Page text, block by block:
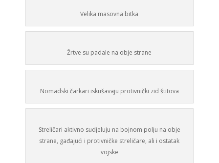
Velika masovna bitka
Žrtve su padale na obje strane
Nomadski čarkari iskušavaju protivnički zid štitova
Streličari aktivno sudjeluju na bojnom polju na obje
strane, gađajući i protivničke streličare, ali i ostatak
vojske